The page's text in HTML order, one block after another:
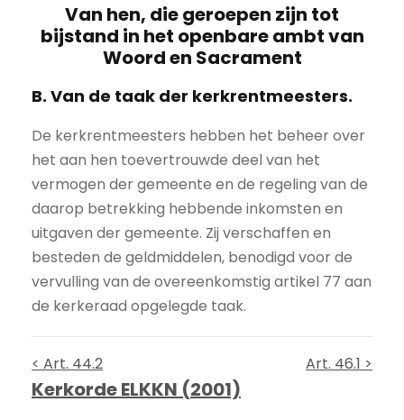
Van hen, die geroepen zijn tot
bijstand in het openbare ambt van
Woord en Sacrament
B. Van de taak der kerkrentmeesters.
De kerkrentmeesters hebben het beheer over
het aan hen toevertrouwde deel van het
vermogen der gemeente en de regeling van de
daarop betrekking hebbende inkomsten en
uitgaven der gemeente. Zij verschaffen en
besteden de geldmiddelen, benodigd voor de
vervulling van de overeenkomstig artikel 77 aan
de kerkeraad opgelegde taak.
< Art. 44.2 Art. 46.1 >
Kerkorde ELKKN (2001)